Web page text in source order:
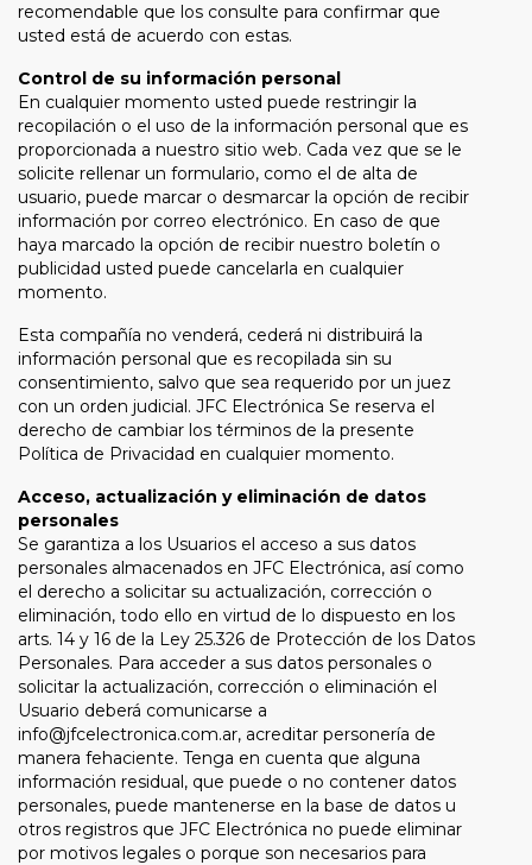
recomendable que los consulte para confirmar que
usted está de acuerdo con estas.
Control de su información personal
En cualquier momento usted puede restringir la
recopilación o el uso de la información personal que es
proporcionada a nuestro sitio web. Cada vez que se le
solicite rellenar un formulario, como el de alta de
usuario, puede marcar o desmarcar la opción de recibir
información por correo electrónico. En caso de que
haya marcado la opción de recibir nuestro boletín o
publicidad usted puede cancelarla en cualquier
momento.
Esta compañía no venderá, cederá ni distribuirá la
información personal que es recopilada sin su
consentimiento, salvo que sea requerido por un juez
con un orden judicial. JFC Electrónica Se reserva el
derecho de cambiar los términos de la presente
Política de Privacidad en cualquier momento.
Acceso, actualización y eliminación de datos
personales
Se garantiza a los Usuarios el acceso a sus datos
personales almacenados en JFC Electrónica, así como
el derecho a solicitar su actualización, corrección o
eliminación, todo ello en virtud de lo dispuesto en los
arts. 14 y 16 de la Ley 25.326 de Protección de los Datos
Personales. Para acceder a sus datos personales o
solicitar la actualización, corrección o eliminación el
Usuario deberá comunicarse a
info@jfcelectronica.com.ar, acreditar personería de
manera fehaciente. Tenga en cuenta que alguna
información residual, que puede o no contener datos
personales, puede mantenerse en la base de datos u
otros registros que JFC Electrónica no puede eliminar
por motivos legales o porque son necesarios para